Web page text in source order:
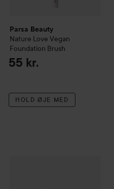
Parsa Beauty
Nature Love Vegan
Foundation Brush
55 kr.
HOLD ØJE MED